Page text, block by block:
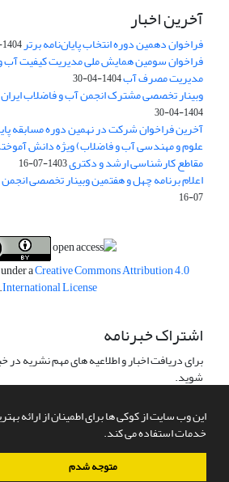
این وب سایت از کوکی ها برای اطمینان از ارائه
خدمات استفاده می کند.
متوجه شدم
آخرین اخبار
فراخوان دهمین دوره انتخاب پایان‌نامه برتر1404-04-30
فراخوان سومین همایش ملی مدیریت کیفیت آب
مدیریت مصرف آب1404-04-30
وبینار تخصصی مشترک انجمن آب و فاضلاب
1404-04-30
آخرین فراخوان شرکت در نهمین دوره مسابقه
مقاطع کارشناسی ارشد و دکتری1403-07-16
اعلام برنامه چهل و هفتمین وبینار تخصصی
07-16
aCreative Commons Attribution 4.0
International License
.
اشتراک خبرنامه
برای دریافت اخبار و اطلاعیه های مهم نشریه
شوید.